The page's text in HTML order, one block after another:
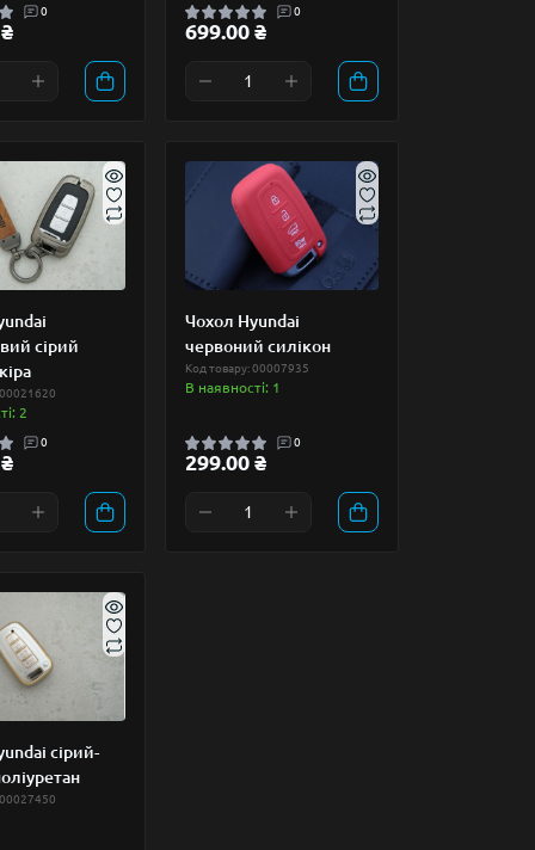
0 0
699.00 ₴
сірий
2
0
Чохол Hyundai
червоний силікон
Код товару: 00007935
В наявності: 1
0
299.00 ₴
сірий-